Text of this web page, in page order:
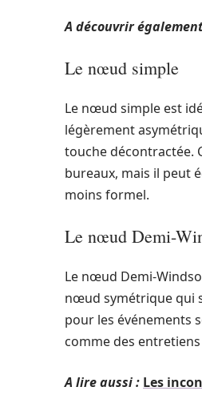
A découvrir
Le nœud simple
Le nœud simple est
légèrement
touche décontractée.
bureaux, mais il peut
moins formel.
Le nœud Demi-
Le nœud Demi-
nœud symétrique qui
pour les événements
comme des
A lire aussi : Les